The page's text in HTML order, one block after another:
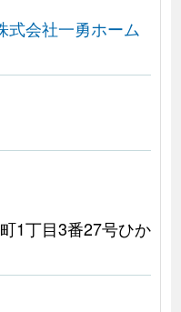
式会社一勇ホーム
1丁目3番27号ひか